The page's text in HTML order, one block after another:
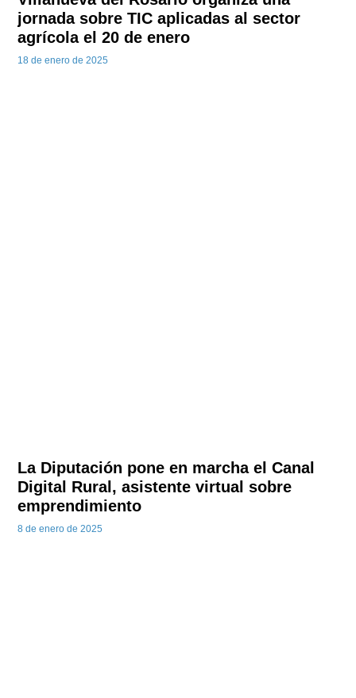
jornada sobre TIC aplicadas al sector
agrícola el 20 de enero
18 de enero de 2025
La Diputación pone en marcha el Canal
Digital Rural, asistente virtual sobre
emprendimiento
8 de enero de 2025